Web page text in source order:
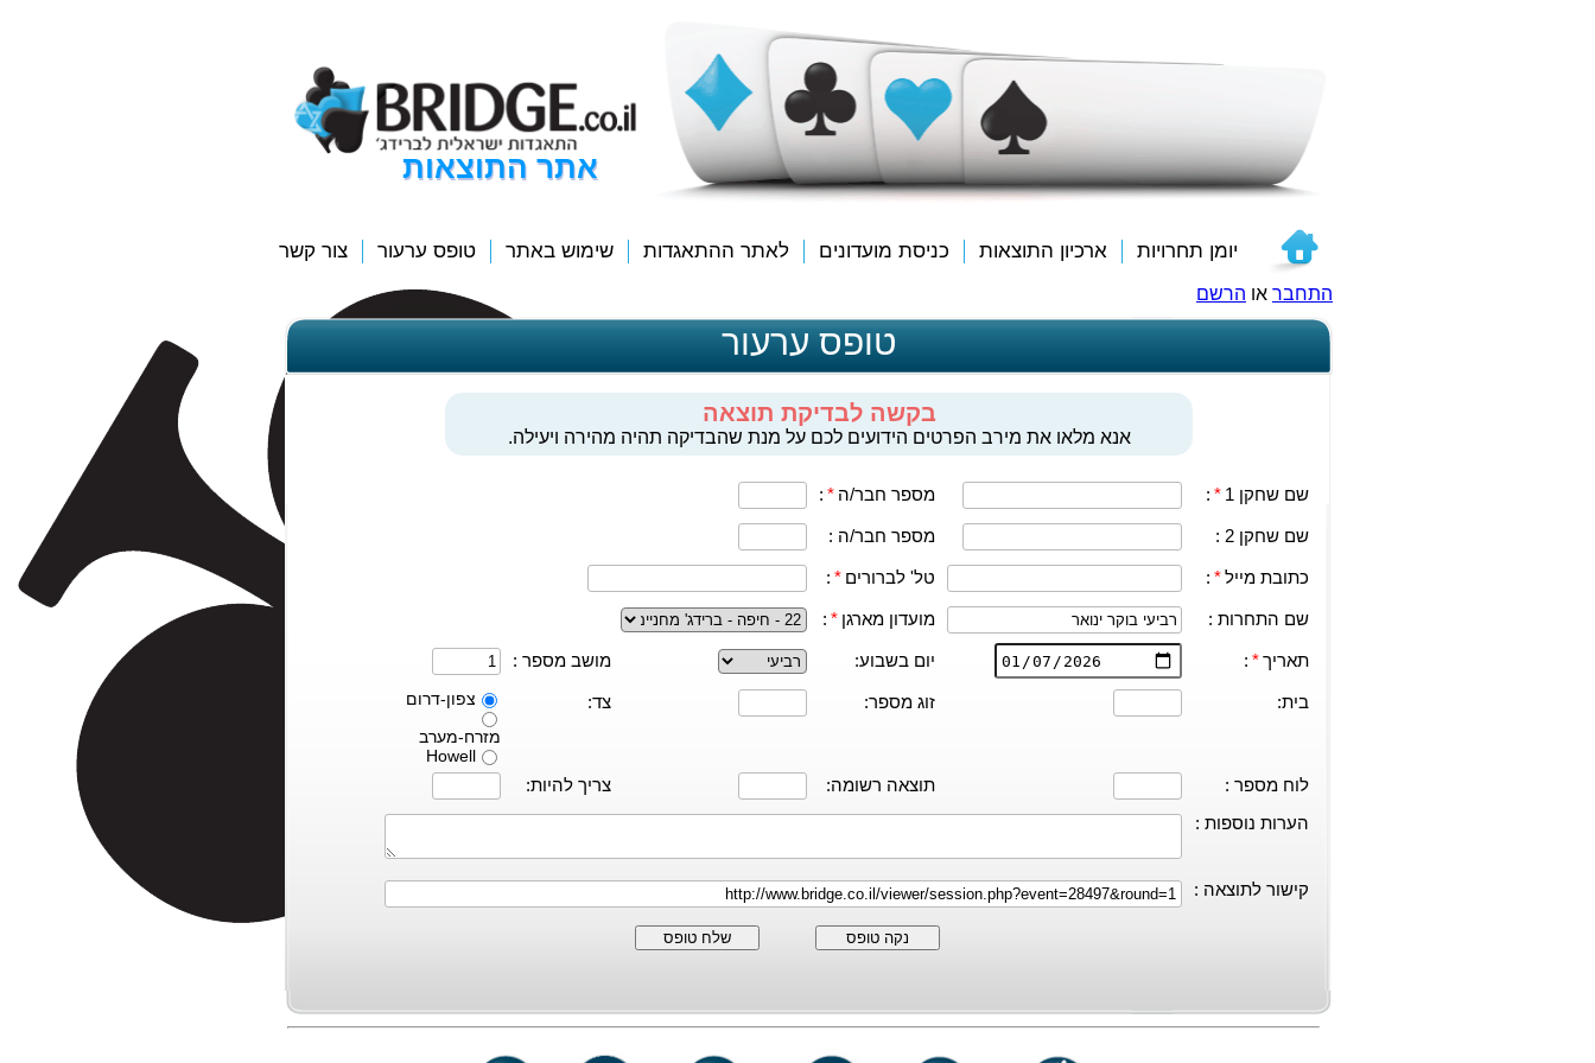
אתר התוצאות
יומן תחרויות ארכיון התוצאות כניסת מועדונים לאתר ההתאגדות שימוש באתר טופס ערעור צור קשר
התחבר או הרשם
טופס ערעור
בקשה לבדיקת תוצאה
אנא מלאו את מירב הפרטים הידועים לכם על מנת שהבדיקה תהיה מהירה ויעילה.
שם שחקן 1 *
: מספר חבר/ה *
:
שם שחקן 2 : מספר חבר/ה :
כתובת מייל*
: טל' לברורים *
:
שם התחרות : מועדון מארגן *
:
תאריך*
: יום בשבוע: מושב מספר :
בית: זוג מספר: צד:
צפון-דרום
מזרח-מערב
Howell
לוח מספר : תוצאה רשומה:
צריך להיות:
הערות נוספות :
קישור לתוצאה :
נקה טופס שלח טופס